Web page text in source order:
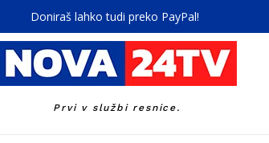
Doniraš lahko tudi preko PayPal!
Prvi v službi resnice.